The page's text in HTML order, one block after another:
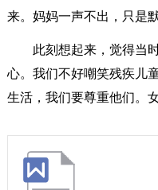
来。妈妈一声不出，只是
此刻想起来，觉得当
心。我们不好嘲笑残疾儿
生活，我们要尊重他们。